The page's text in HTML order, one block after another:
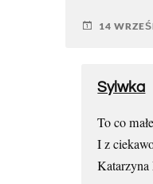
14
Sylwka
To co
I z